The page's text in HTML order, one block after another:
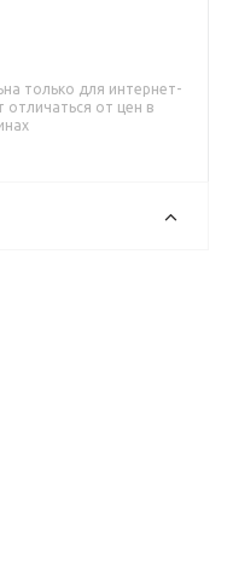
только для интернет-
отличаться от цен в